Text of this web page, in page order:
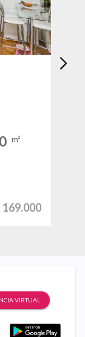
m²
169.000
VIRTUAL